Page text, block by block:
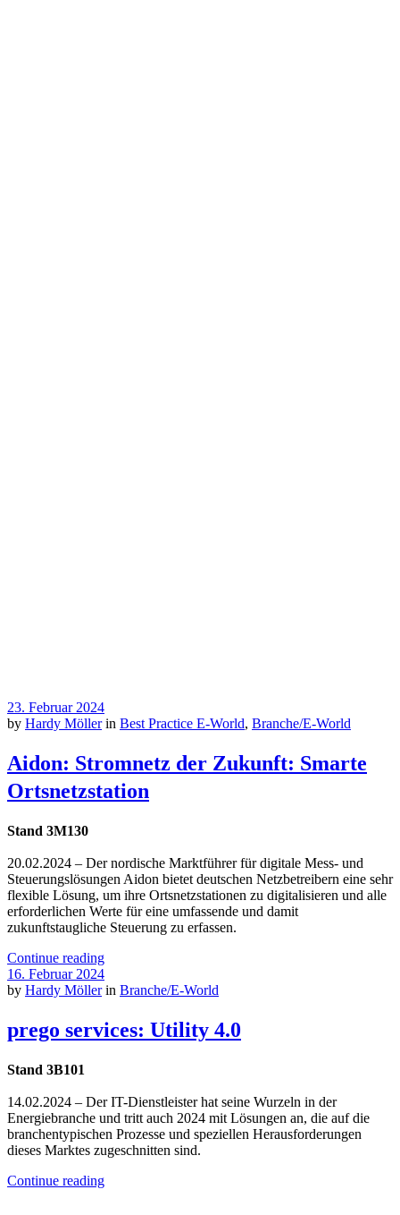
23. Februar 2024
by Hardy Möller in Best Practice E-World, Branche/E-World
Aidon: Stromnetz der Zukunft: Smarte
Ortsnetzstation
Stand 3M130
20.02.2024 – Der nordische Marktführer für digitale Mess- und
Steuerungslösungen Aidon bietet deutschen Netzbetreibern eine sehr
flexible Lösung, um ihre Ortsnetzstationen zu digitalisieren und alle
erforderlichen Werte für eine umfassende und damit
zukunftstaugliche Steuerung zu erfassen.
Continue reading
16. Februar 2024
by Hardy Möller in Branche/E-World
prego services: Utility 4.0
Stand 3B101
14.02.2024 – Der IT-Dienstleister hat seine Wurzeln in der
Energiebranche und tritt auch 2024 mit Lösungen an, die auf die
branchentypischen Prozesse und speziellen Herausforderungen
dieses Marktes zugeschnitten sind.
Continue reading